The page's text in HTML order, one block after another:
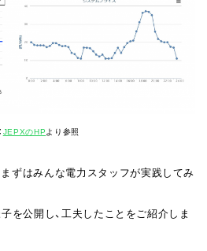
JEPXのHPより参照
ずはみんな電力スタッフが実践してみ
を公開し、工夫したことをご紹介しま